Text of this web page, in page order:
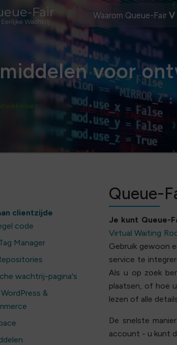
Fair
Eerlijke Wachtrij
Waarom Queue-Fair
voor
clientzijde
code
Manager
wachtrij-pagina's
&
Queue-
Je kunt Queue-
Virtual Waiting
Gebruik gewoon
service te
Als u op zoek
plaatsen, of hoe
lezen of alle
De snelste
account - u kunt